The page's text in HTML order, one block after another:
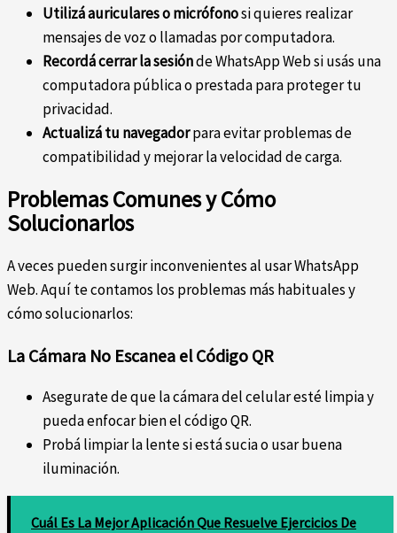
Utilizá auriculares o micrófonosi quieres realizar
mensajes de voz o llamadas por computadora.
Recordá cerrar la sesiónde WhatsApp Web si usás una
computadora pública o prestada para proteger tu
privacidad.
Actualizá tu navegadorpara evitar problemas de
compatibilidad y mejorar la velocidad de carga.
Problemas Comunes y Cómo
Solucionarlos
A veces pueden surgir inconvenientes al usar WhatsApp
Web. Aquí te contamos los problemas más habituales y
cómo solucionarlos:
La Cámara No Escanea el Código QR
Asegurate de que la cámara del celular esté limpia y
pueda enfocar bien el código QR.
Probá limpiar la lente si está sucia o usar buena
iluminación.
Cuál Es La Mejor Aplicación Que Resuelve Ejercicios De